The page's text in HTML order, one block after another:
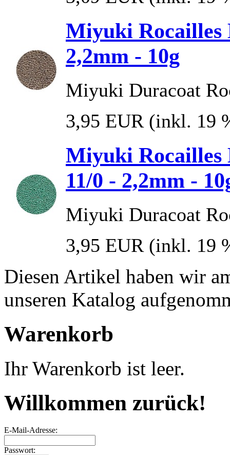
Miyuki Rocailles
2,2mm - 10g
Miyuki Duracoat
3,95 EUR (inkl. 19
Miyuki Rocailles
11/0 - 2,2mm -
Miyuki Duracoat
3,95 EUR (inkl. 19
Diesen Artikel haben wir
unseren Katalog
Warenkorb
Ihr Warenkorb ist leer.
Willkommen zurück!
E-Mail-Adresse:
Passwort: